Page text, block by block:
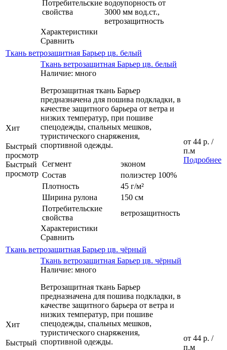
Потребительские
свойства
водоупорность от
3000 мм вод.ст.,
ветрозащитность
Характеристики
Сравнить
Ткань ветрозащитная Барьер цв. белый
Хит
Быстрый
просмотр
Быстрый
просмотр
Ткань ветрозащитная Барьер цв. белый
Наличие: много
Ветрозащитная ткань Барьер
предназначена для пошива подкладки, в
качестве защитного барьера от ветра и
низких температур, при пошиве
спецодежды, спальных мешков,
туристического снаряжения,
спортивной одежды.
Сегмент
эконом
Состав
полиэстер 100%
Плотность
45 г/м²
Ширина рулона
150 см
Потребительские
свойства
ветрозащитность
Характеристики
Сравнить
от 44 р. /
п.м
Подробнее
Ткань ветрозащитная Барьер цв. чёрный
Хит
Быстрый
Ткань ветрозащитная Барьер цв. чёрный
Наличие: много
Ветрозащитная ткань Барьер
предназначена для пошива подкладки, в
качестве защитного барьера от ветра и
низких температур, при пошиве
спецодежды, спальных мешков,
туристического снаряжения,
спортивной одежды.
от 44 р. /
п.м